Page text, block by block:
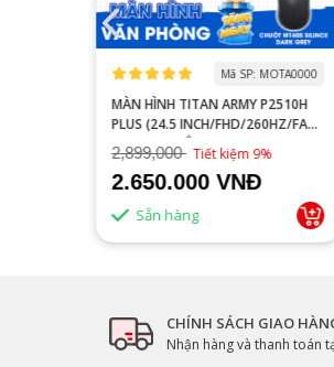
Mã SP: MOTA0000
MÀN HÌNH TITAN ARMY P2510H
PLUS (24.5 INCH/FHD/260HZ/FAST
IPS/1MS/PHẲNG)
2,899,000 Tiết kiệm 9%
2.650.000 VNĐ
Sẵn hàng
CHÍNH SÁCH GIAO
Nhận hàng và thanh toán